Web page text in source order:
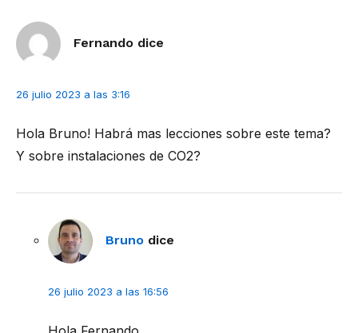
Fernando dice
26 julio 2023 a las 3:16
Hola Bruno! Habrá mas lecciones sobre este tema?
Y sobre instalaciones de CO2?
Bruno dice
26 julio 2023 a las 16:56